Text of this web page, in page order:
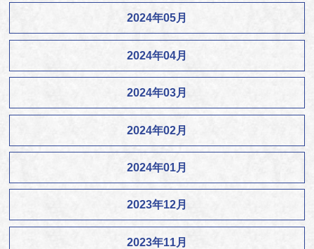
2024年05月
2024年04月
2024年03月
2024年02月
2024年01月
2023年12月
2023年11月